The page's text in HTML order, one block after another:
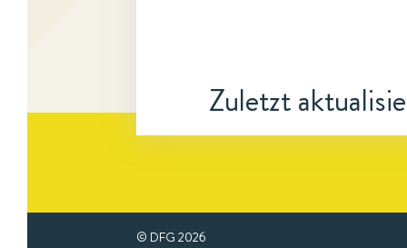
Zuletzt
© DFG 2026